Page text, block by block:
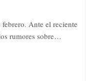
febrero. Ante el reciente
rumores sobre…